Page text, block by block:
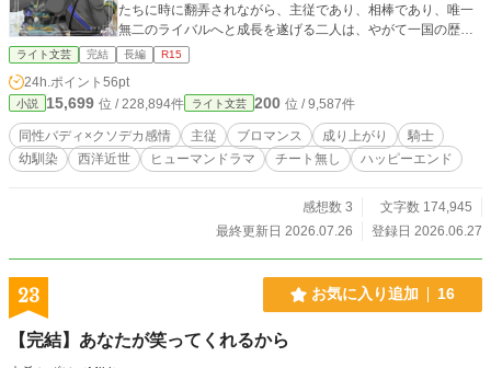
たちに時に翻弄されながら、主従であり、相棒であり、唯一
無二のライバルへと成長を遂げる二人は、やがて一国の歴史
を塗り替えるクーデターの只中に…… レフィの盾となるた
め、エルチェが越えてきた受難を描く、主従ブロマンスの硬
派な成り上がりファンタジーです。 なお、この物語は、法
律・法令に反する行為を容認・推奨するものではありませ
ん。 小説家になろう、カクヨムにて「成り上がり、もしくは
エルチェの受難」というタイトルで公開しているものに修正
を加えたものになります。
ライト文芸 完結 長編 R15
24h.ポイント 56pt
小説 15,699 位 / 228,894件 ライト文芸 200 位 / 9,587件
同性バディ×クソデカ感情 主従 ブロマンス 成り上がり
騎士
幼馴染
西洋近世 ヒューマンドラマ チート無し ハッピーエンド
感想数 3
文字数 174,945
最終更新日 2026.07.26
登録日 2026.06.27
23 お気に入り追加 16
【完結】あなたが笑ってくれるから